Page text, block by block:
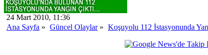
24 Mart 2010, 11:36
Ana Sayfa » Güncel Olaylar» Koşuyolu 112 İstasyonunda